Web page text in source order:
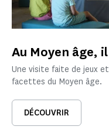
Au Moyen âge,
Une visite faite de jeux
facettes du Moyen âge.
DÉCOUVRIR